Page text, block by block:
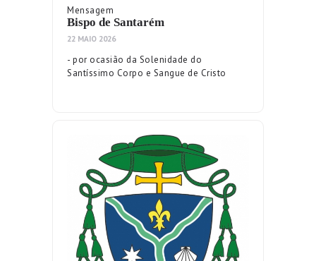
Mensagem
Bispo de Santarém
22 MAIO 2026
- por ocasião da Solenidade do
Santíssimo Corpo e Sangue de Cristo